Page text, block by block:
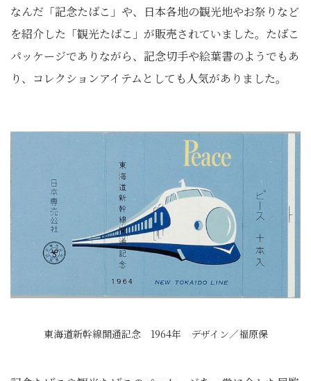
なんだ「記念たばこ」や、日本各地の観光地やお祭りなど
を紹介した「観光たばこ」が販売されていました。たばこ
パッケージでありながら、記念切手や絵葉書のようでもあ
り、コレクションアイテムとしても人気がありました。
東海道新幹線開通記念 1964年 デザイン／福原保